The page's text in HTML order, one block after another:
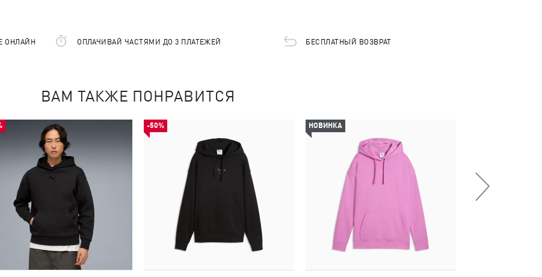
ОНЛАЙН ОПЛАЧИВАЙ ЧАСТЯМИ ДО 3 ПЛАТЕЖЕЙ БЕСПЛАТНЫЙ ВОЗВРАТ
ВАМ ТАКЖЕ ПОНРАВИТСЯ
-50% НОВИНКА